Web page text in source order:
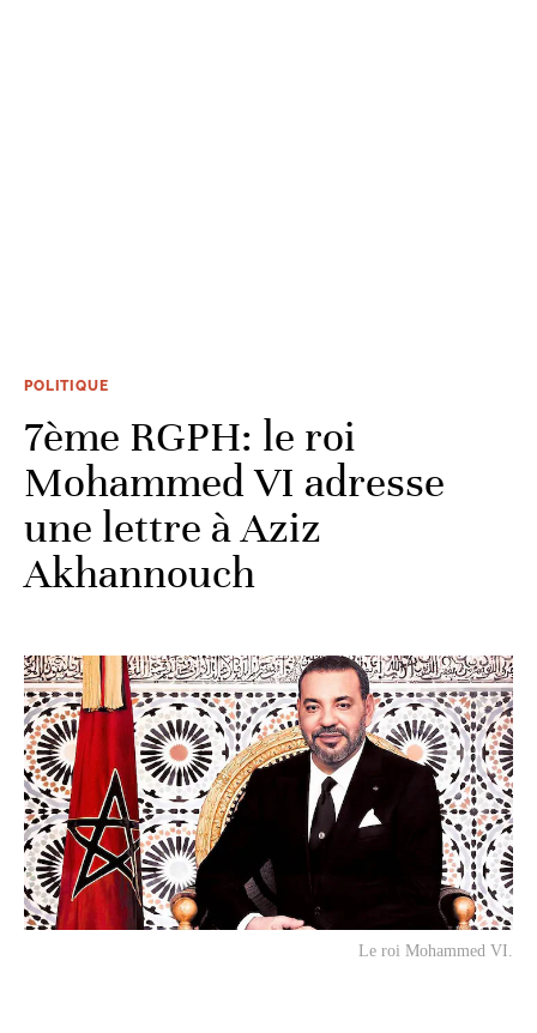
POLITIQUE
7ème RGPH: le roi
Mohammed VI adresse
une lettre à Aziz
Akhannouch
Le roi Mohammed VI.